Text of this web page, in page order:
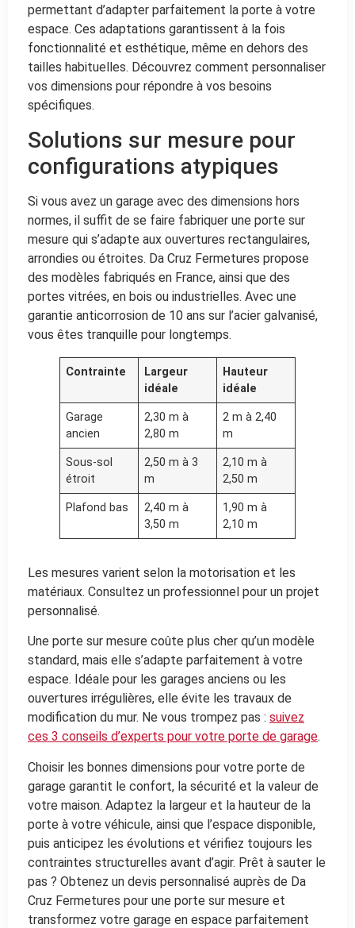
permettant d’adapter parfaitement la porte à votre
espace. Ces adaptations garantissent à la fois
fonctionnalité et esthétique, même en dehors des
tailles habituelles. Découvrez comment personnaliser
vos dimensions pour répondre à vos besoins
spécifiques.
Solutions sur mesure pour
configurations atypiques
Si vous avez un garage avec des dimensions hors
normes, il suffit de se faire fabriquer une porte sur
mesure qui s’adapte aux ouvertures rectangulaires,
arrondies ou étroites. Da Cruz Fermetures propose
des modèles fabriqués en France, ainsi que des
portes vitrées, en bois ou industrielles. Avec une
garantie anticorrosion de 10 ans sur l’acier galvanisé,
vous êtes tranquille pour longtemps.
Contrainte
Largeur
idéale
Hauteur
idéale
Garage
ancien
2,30 m à
2,80 m
2 m à 2,40
m
Sous-sol
étroit
2,50 m à 3
m
2,10 m à
2,50 m
Plafond bas
2,40 m à
3,50 m
1,90 m à
2,10 m
Les mesures varient selon la motorisation et les
matériaux. Consultez un professionnel pour un projet
personnalisé.
Une porte sur mesure coûte plus cher qu’un modèle
standard, mais elle s’adapte parfaitement à votre
espace. Idéale pour les garages anciens ou les
ouvertures irrégulières, elle évite les travaux de
modification du mur. Ne vous trompez pas : suivez
ces 3 conseils d’experts pour votre porte de garage.
Choisir les bonnes dimensions pour votre porte de
garage garantit le confort, la sécurité et la valeur de
votre maison. Adaptez la largeur et la hauteur de la
porte à votre véhicule, ainsi que l’espace disponible,
puis anticipez les évolutions et vérifiez toujours les
contraintes structurelles avant d’agir. Prêt à sauter le
pas ? Obtenez un devis personnalisé auprès de Da
Cruz Fermetures pour une porte sur mesure et
transformez votre garage en espace parfaitement